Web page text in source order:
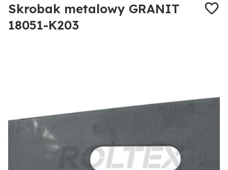
Skrobak metalowy GRANIT
18051-K203